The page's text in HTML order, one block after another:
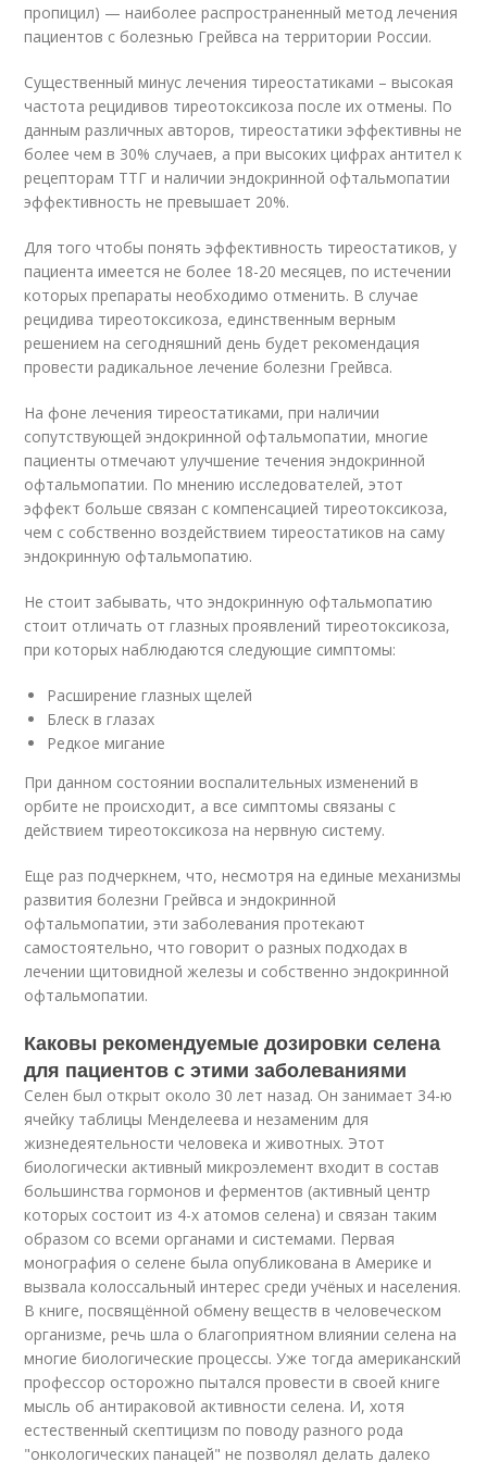
пропицил) — наиболее распространенный метод лечения
пациентов с болезнью Грейвса на территории России.
Существенный минус лечения тиреостатиками – высокая
частота рецидивов тиреотоксикоза после их отмены. По
данным различных авторов, тиреостатики эффективны не
более чем в 30% случаев, а при высоких цифрах антител к
рецепторам ТТГ и наличии эндокринной офтальмопатии
эффективность не превышает 20%.
Для того чтобы понять эффективность тиреостатиков, у
пациента имеется не более 18-20 месяцев, по истечении
которых препараты необходимо отменить. В случае
рецидива тиреотоксикоза, единственным верным
решением на сегодняшний день будет рекомендация
провести радикальное лечение болезни Грейвса.
На фоне лечения тиреостатиками, при наличии
сопутствующей эндокринной офтальмопатии, многие
пациенты отмечают улучшение течения эндокринной
офтальмопатии. По мнению исследователей, этот
эффект больше связан с компенсацией тиреотоксикоза,
чем с собственно воздействием тиреостатиков на саму
эндокринную офтальмопатию.
Не стоит забывать, что эндокринную офтальмопатию
стоит отличать от глазных проявлений тиреотоксикоза,
при которых наблюдаются следующие симптомы:
Расширение глазных щелей
Блеск в глазах
Редкое мигание
При данном состоянии воспалительных изменений в
орбите не происходит, а все симптомы связаны с
действием тиреотоксикоза на нервную систему.
Еще раз подчеркнем, что, несмотря на единые механизмы
развития болезни Грейвса и эндокринной
офтальмопатии, эти заболевания протекают
самостоятельно, что говорит о разных подходах в
лечении щитовидной железы и собственно эндокринной
офтальмопатии.
Каковы рекомендуемые дозировки селена
для пациентов с этими заболеваниями
Селен был открыт около 30 лет назад. Он занимает 34-ю
ячейку таблицы Менделеева и незаменим для
жизнедеятельности человека и животных. Этот
биологически активный микроэлемент входит в состав
большинства гормонов и ферментов (активный центр
которых состоит из 4-х атомов селена) и связан таким
образом со всеми органами и системами. Первая
монография о селене была опубликована в Америке и
вызвала колоссальный интерес среди учёных и населения.
В книге, посвящённой обмену веществ в человеческом
организме, речь шла о благоприятном влиянии селена на
многие биологические процессы. Уже тогда американский
профессор осторожно пытался провести в своей книге
мысль об антираковой активности селена. И, хотя
естественный скептицизм по поводу разного рода
"онкологических панацей" не позволял делать далеко